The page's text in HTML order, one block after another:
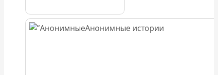
Анонимные истории